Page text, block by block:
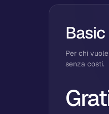
Basic
Per chi
senza costi.